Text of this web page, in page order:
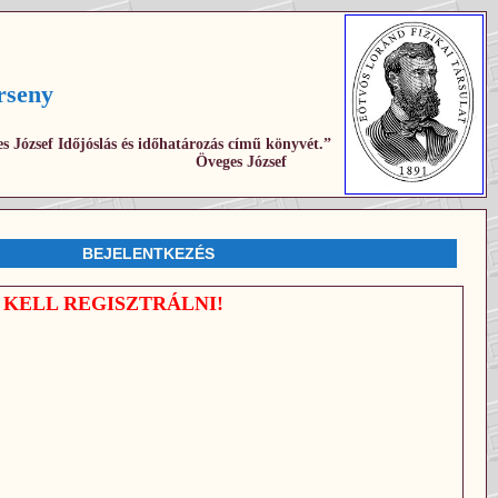
József Időjóslás és időhatározás című könyvét.”
Öveges József
BEJELENTKEZÉS
KELL REGISZTRÁLNI!